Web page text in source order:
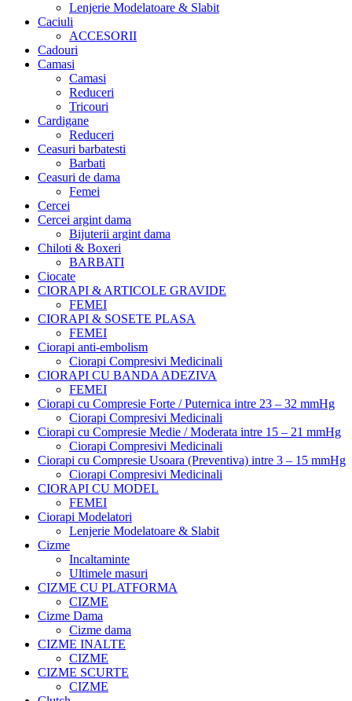
Lenjerie Modelatoare & Slabit
Caciuli
ACCESORII
Cadouri
Camasi
Camasi
Reduceri
Tricouri
Cardigane
Reduceri
Ceasuri barbatesti
Barbati
Ceasuri de dama
Femei
Cercei
Cercei argint dama
Bijuterii argint dama
Chiloti & Boxeri
BARBATI
Ciocate
CIORAPI & ARTICOLE GRAVIDE
FEMEI
CIORAPI & SOSETE PLASA
FEMEI
Ciorapi anti-embolism
Ciorapi Compresivi Medicinali
CIORAPI CU BANDA ADEZIVA
FEMEI
Ciorapi cu Compresie Forte / Puternica intre 23 – 32 mmHg
Ciorapi Compresivi Medicinali
Ciorapi cu Compresie Medie / Moderata intre 15 – 21 mmHg
Ciorapi Compresivi Medicinali
Ciorapi cu Compresie Usoara (Preventiva) intre 3 – 15 mmHg
Ciorapi Compresivi Medicinali
CIORAPI CU MODEL
FEMEI
Ciorapi Modelatori
Lenjerie Modelatoare & Slabit
Cizme
Incaltaminte
Ultimele masuri
CIZME CU PLATFORMA
CIZME
Cizme Dama
Cizme dama
CIZME INALTE
CIZME
CIZME SCURTE
CIZME